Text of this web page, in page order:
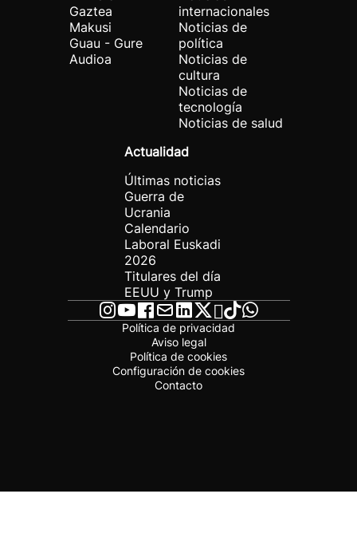
Gaztea
Makusi
Guau - Gure
Audioa
internacionales
Noticias de
política
Noticias de
cultura
Noticias de
tecnología
Noticias de salud
Actualidad
Últimas noticias
Guerra de
Ucrania
Calendario
Laboral Euskadi
2026
Titulares del día
EEUU y Trump
Política de privacidad
Aviso legal
Política de cookies
Configuración de cookies
Contacto